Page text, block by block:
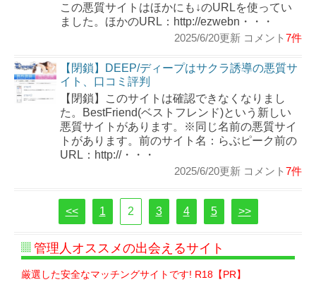
この悪質サイトはほかにも↓のURLを使ってい
ました。ほかのURL：http://ezwebn・・・
2025/6/20更新 コメント 7件
【閉鎖】DEEP/ディープはサクラ誘導の悪質サ
イト、口コミ評判
【閉鎖】このサイトは確認できなくなりまし
た。BestFriend(ベストフレンド)という新しい
悪質サイトがあります。※同じ名前の悪質サイ
トがあります。前のサイト名：らぶピーク前の
URL：http://・・・
2025/6/20更新 コメント 7件
<< 1 2 3 4 5 >>
管理人オススメの出会えるサイト
厳選した安全なマッチングサイトです! R18【PR】